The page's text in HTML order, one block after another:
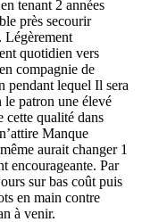
tenant 2 années
près secourir
Légèrement
quotidien vers
compagnie de
pendant lequel Il sera
patron une élevé
cette qualité dans
Manque
aurait changer 1
encourageante. Par
sur bas coût puis
en main contre
à venir.